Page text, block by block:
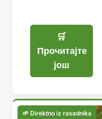
Прочитајте
још